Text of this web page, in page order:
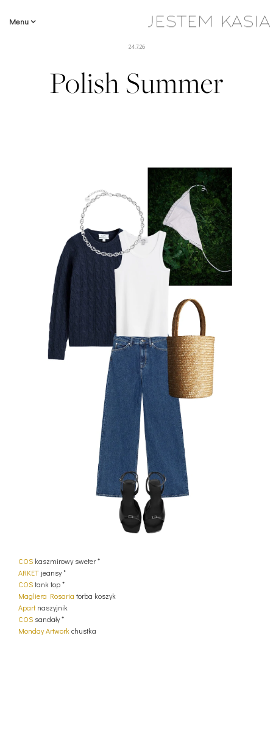
Menu
24.7.26
Polish Summer
COS kaszmirowy sweter *
ARKETjeansy *
COStank top *
Magliera Rosaria torba koszyk
Apartnaszyjnik
COS sandały *
Monday Artwork chustka